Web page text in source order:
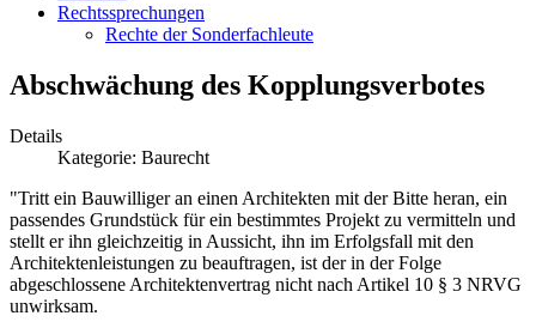
Rechtssprechungen
Rechte der Sonderfachleute
Abschwächung des Kopplungsverbotes
Details
Kategorie: Baurecht
"Tritt ein Bauwilliger an einen Architekten mit der Bitte heran, ein
passendes Grundstück für ein bestimmtes Projekt zu vermitteln und
stellt er ihn gleichzeitig in Aussicht, ihn im Erfolgsfall mit den
Architektenleistungen zu beauftragen, ist der in der Folge
abgeschlossene Architektenvertrag nicht nach Artikel 10 § 3 NRVG
unwirksam.